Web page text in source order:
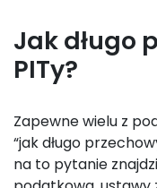
Jak długo
PITy?
Zapewne wielu z
“jak długo
na to pytanie